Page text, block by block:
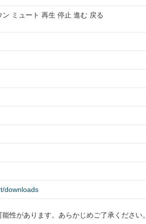
ミュート 再生 停止 進む 戻る
downloads
性があります。あらかじめご了承ください。